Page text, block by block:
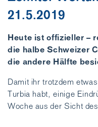
21.5.2019
Heute ist offizieller –
die halbe Schweizer
die andere Hälfte
Damit ihr trotzdem
Turbia habt, einige
Woche aus der Sicht